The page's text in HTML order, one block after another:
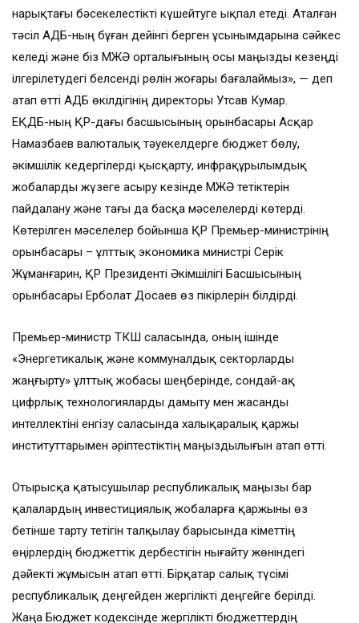
нарықтағы бәсекелестікті күшейтуге ықпал етеді. Аталған
тәсіл АДБ-ның бұған дейінгі берген ұсынымдарына сәйкес
келеді және біз МЖӘ орталығының осы маңызды кезеңді
ілгерілетудегі белсенді рөлін жоғары бағалаймыз», — деп
атап өтті АДБ өкілдігінің директоры Утсав Кумар.
ЕҚДБ-ның ҚР-дағы басшысының орынбасары Асқар
Намазбаев валюталық тәуекелдерге бюджет бөлу,
әкімшілік кедергілерді қысқарту, инфрақұрылымдық
жобаларды жүзеге асыру кезінде МЖӘ тетіктерін
пайдалану және тағы да басқа мәселелерді көтерді.
Көтерілген мәселелер бойынша ҚР Премьер-министрінің
орынбасары – ұлттық экономика министрі Серік
Жұманғарин, ҚР Президенті Әкімшілігі Басшысының
орынбасары Ерболат Досаев өз пікірлерін білдірді.
Премьер-министр ТКШ саласында, оның ішінде
«Энергетикалық және коммуналдық секторларды
жаңғырту» ұлттық жобасы шеңберінде, сондай-ақ
цифрлық технологияларды дамыту мен жасанды
интеллектіні енгізу саласында халықаралық қаржы
институттарымен әріптестіктің маңыздылығын атап өтті.
Отырысқа қатысушылар республикалық маңызы бар
қалалардың инвестициялық жобаларға қаржыны өз
бетінше тарту тетігін талқылау барысында Үкіметтің
өңірлердің бюджеттік дербестігін нығайту жөніндегі
дәйекті жұмысын атап өтті. Бірқатар салық түсімі
республикалық деңгейден жергілікті деңгейге берілді.
Жаңа Бюджет кодексінде жергілікті бюджеттердің